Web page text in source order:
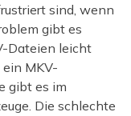
sind, wenn
gibt es
Dateien leicht
MKV-
gibt es im
Die schlechte